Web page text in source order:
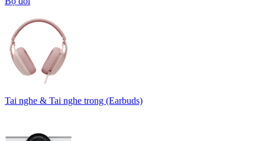
Tai nghe & Tai nghe trong (Earbuds)